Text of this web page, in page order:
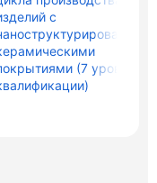
с
(7 уровень